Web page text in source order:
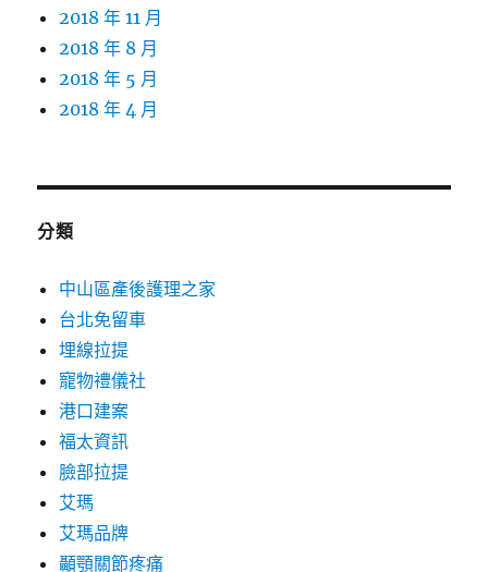
2018 年 11 月
2018 年 8 月
2018 年 5 月
2018 年 4 月
分類
中山區產後護理之家
台北免留車
埋線拉提
寵物禮儀社
港口建案
福太資訊
臉部拉提
艾瑪
艾瑪品牌
顳顎關節疼痛